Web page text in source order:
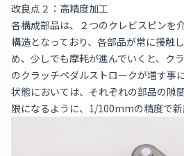
改良点２：高精度加工
各構成部品は、２つのクレビスピンを
構造となっており、各部品が常に接触
め、少しでも摩耗が進んでいくと、ク
のクラッチペダルストロークが増す事
状態においては、それぞれの部品の隙
限になるように、1/100mmの精度で新